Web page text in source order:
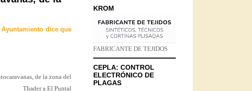
dice que
KROM
FABRICANTE DE TEJIDOS
CEPLA: CONTROL
ELECTRÓNICO DE
PLAGAS